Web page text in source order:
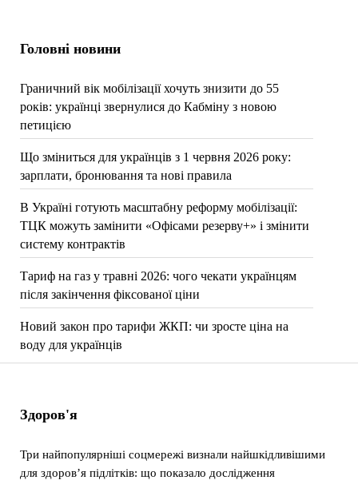
Головні новини
Граничний вік мобілізації хочуть знизити до 55
років: українці звернулися до Кабміну з новою
петицією
Що зміниться для українців з 1 червня 2026 року:
зарплати, бронювання та нові правила
В Україні готують масштабну реформу мобілізації:
ТЦК можуть замінити «Офісами резерву+» і змінити
систему контрактів
Тариф на газ у травні 2026: чого чекати українцям
після закінчення фіксованої ціни
Новий закон про тарифи ЖКП: чи зросте ціна на
воду для українців
Здоров'я
Три найпопулярніші соцмережі визнали найшкідливішими
для здоров’я підлітків: що показало дослідження